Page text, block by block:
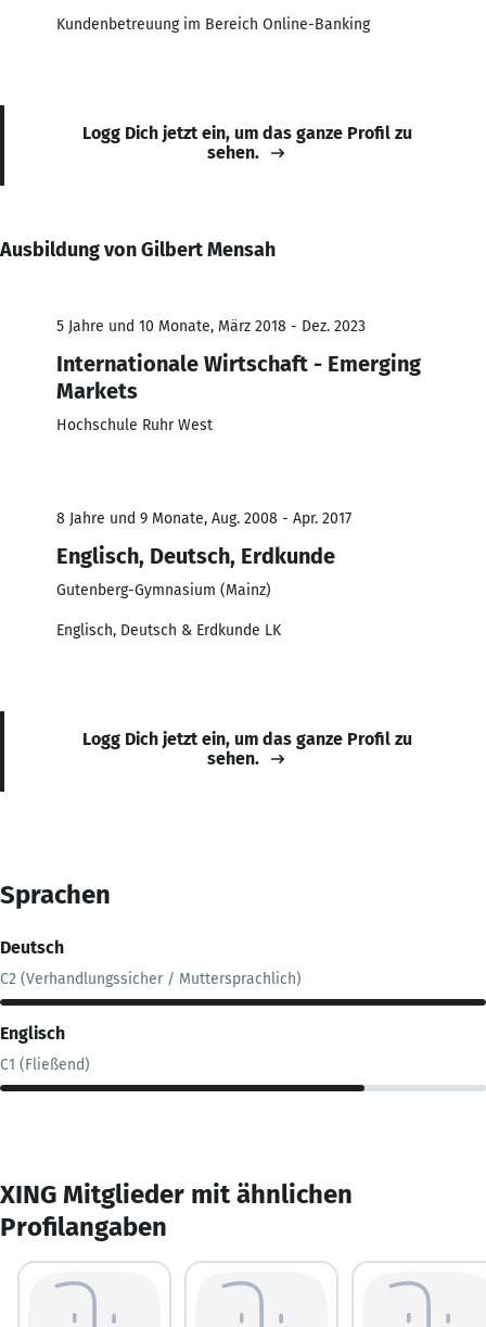
Kundenbetreuung im Bereich Online-Banking
Logg Dich jetzt ein, um das ganze Profil zu
sehen.
Ausbildung von Gilbert Mensah
5 Jahre und 10 Monate, März 2018 - Dez. 2023
Internationale Wirtschaft - Emerging
Markets
Hochschule Ruhr West
8 Jahre und 9 Monate, Aug. 2008 - Apr. 2017
Englisch, Deutsch, Erdkunde
Gutenberg-Gymnasium (Mainz)
Englisch, Deutsch & Erdkunde LK
Logg Dich jetzt ein, um das ganze Profil zu
sehen.
Sprachen
Deutsch
C2 (Verhandlungssicher / Muttersprachlich)
Englisch
C1 (Fließend)
XING Mitglieder mit ähnlichen
Profilangaben